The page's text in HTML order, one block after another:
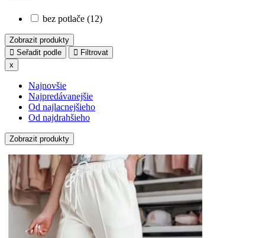
bez potlače (12)
Zobrazit produkty
Seřadit podle
Filtrovat
x
Najnovšie
Najpredávanejšie
Od najlacnejšieho
Od najdrahšieho
Zobrazit produkty